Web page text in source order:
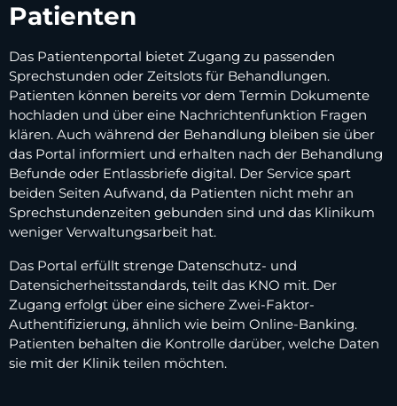
Patienten
Das Patientenportal bietet Zugang zu passenden
Sprechstunden oder Zeitslots für Behandlungen.
Patienten können bereits vor dem Termin Dokumente
hochladen und über eine Nachrichtenfunktion Fragen
klären. Auch während der Behandlung bleiben sie über
das Portal informiert und erhalten nach der Behandlung
Befunde oder Entlassbriefe digital. Der Service spart
beiden Seiten Aufwand, da Patienten nicht mehr an
Sprechstundenzeiten gebunden sind und das Klinikum
weniger Verwaltungsarbeit hat.
Das Portal erfüllt strenge Datenschutz- und
Datensicherheitsstandards, teilt das KNO mit. Der
Zugang erfolgt über eine sichere Zwei-Faktor-
Authentifizierung, ähnlich wie beim Online-Banking.
Patienten behalten die Kontrolle darüber, welche Daten
sie mit der Klinik teilen möchten.